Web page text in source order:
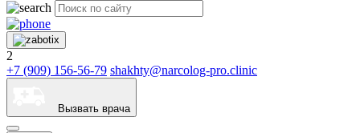
2
+7 (909) 156-56-79 shakhty@narcolog-pro.clinic
Вызвать врача